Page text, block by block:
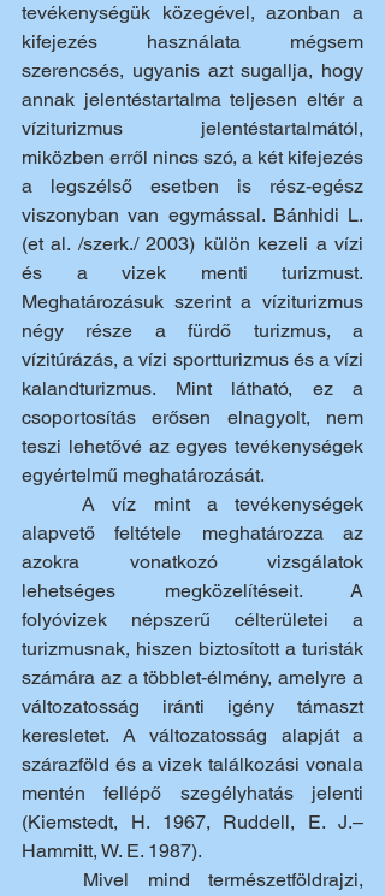
tevékenységük közegével, azonban a
kifejezés használata mégsem
szerencsés, ugyanis azt sugallja, hogy
annak jelentéstartalma teljesen eltér a
víziturizmus jelentéstartalmától,
miközben erről nincs szó, a két kifejezés
a legszélső esetben is rész-egész
viszonyban van egymással. Bánhidi L.
(et al. /szerk./ 2003) külön kezeli a vízi
és a vizek menti turizmust.
Meghatározásuk szerint a víziturizmus
négy része a fürdő turizmus, a
vízitúrázás, a vízi sportturizmus és a vízi
kalandturizmus. Mint látható, ez a
csoportosítás erősen elnagyolt, nem
teszi lehetővé az egyes tevékenységek
egyértelmű meghatározását.
	A víz mint a tevékenységek
alapvető feltétele meghatározza az
azokra vonatkozó vizsgálatok
lehetséges megközelítéseit. A
folyóvizek népszerű célterületei a
turizmusnak, hiszen biztosított a turisták
számára az a többlet-élmény, amelyre a
változatosság iránti igény támaszt
keresletet. A változatosság alapját a
szárazföld és a vizek találkozási vonala
mentén fellépő szegélyhatás jelenti
(Kiemstedt, H. 1967, Ruddell, E. J.–
Hammitt, W. E. 1987).